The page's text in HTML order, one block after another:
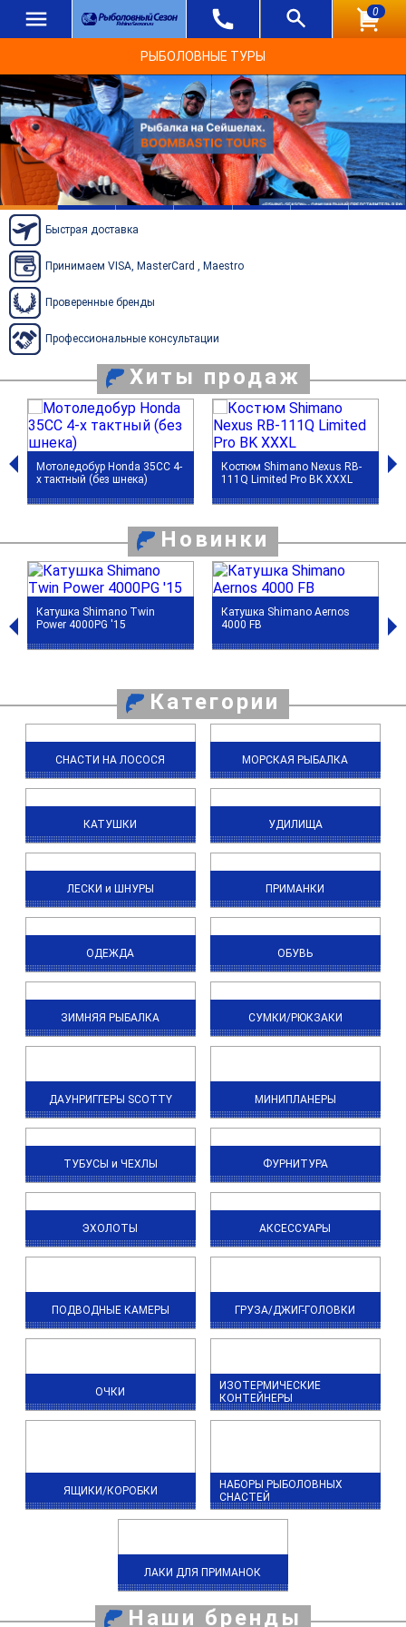
0
РЫБОЛОВНЫЕ ТУРЫ
Быстрая доставка
Принимаем VISA, MasterCard , Maestro
Проверенные бренды
Профессиональные консультации
Хиты продаж
Мотоледобур Honda 35CC 4-
х тактный (без шнека)
Костюм Shimano Nexus RB-
111Q Limited Pro BK XXXL
Новинки
Катушка Shimano Twin
Power 4000PG '15
Катушка Shimano Aernos
4000 FB
Категории
СНАСТИ НА ЛОСОСЯ МОРСКАЯ РЫБАЛКА
КАТУШКИ УДИЛИЩА
ЛЕСКИ и ШНУРЫ ПРИМАНКИ
ОДЕЖДА ОБУВЬ
ЗИМНЯЯ РЫБАЛКА СУМКИ/РЮКЗАКИ
ДАУНРИГГЕРЫ SCOTTY МИНИПЛАНЕРЫ
ТУБУСЫ и ЧЕХЛЫ ФУРНИТУРА
ЭХОЛОТЫ АКСЕССУАРЫ
ПОДВОДНЫЕ КАМЕРЫ ГРУЗА/ДЖИГ-ГОЛОВКИ
ОЧКИ
ИЗОТЕРМИЧЕСКИЕ
КОНТЕЙНЕРЫ
ЯЩИКИ/КОРОБКИ
НАБОРЫ РЫБОЛОВНЫХ
СНАСТЕЙ
ЛАКИ ДЛЯ ПРИМАНОК
Наши бренды